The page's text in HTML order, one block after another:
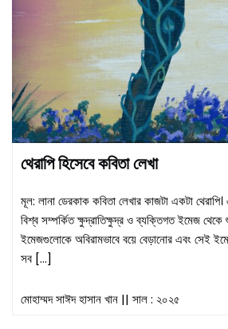
থেরাপি হিসেবে কবিতা লেখা
মূল: লানা ডেরকাক কবিতা লেখার কাজটা একটা
বিশ্ব সম্পর্কিত ক্ষুদ্রাতিক্ষুদ্র ও ব্যক্তিগত ইমেজ
ইমেজগুলোকে অবিরামভাবে বয়ে বেড়ানোর এবং সেই
সব […]
মোহাম্মদ সাঈদ হাসান খান || সাল : ২০২৫